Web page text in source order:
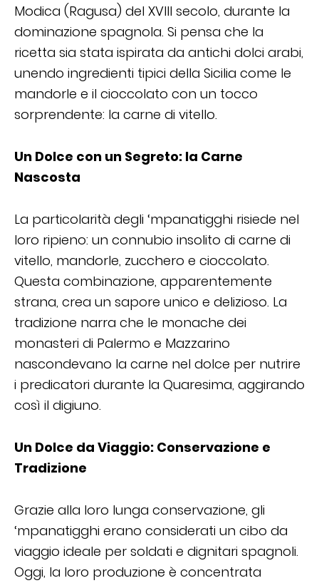
Modica (Ragusa) del XVIII secolo, durante la
dominazione spagnola. Si pensa che la
ricetta sia stata ispirata da antichi dolci arabi,
unendo ingredienti tipici della Sicilia come le
mandorle e il cioccolato con un tocco
sorprendente: la carne di vitello.
Un Dolce con un Segreto: la Carne
Nascosta
La particolarità degli ‘mpanatigghi risiede nel
loro ripieno: un connubio insolito di carne di
vitello, mandorle, zucchero e cioccolato.
Questa combinazione, apparentemente
strana, crea un sapore unico e delizioso. La
tradizione narra che le monache dei
monasteri di Palermo e Mazzarino
nascondevano la carne nel dolce per nutrire
i predicatori durante la Quaresima, aggirando
così il digiuno.
Un Dolce da Viaggio: Conservazione e
Tradizione
Grazie alla loro lunga conservazione, gli
‘mpanatigghi erano considerati un cibo da
viaggio ideale per soldati e dignitari spagnoli.
Oggi, la loro produzione è concentrata